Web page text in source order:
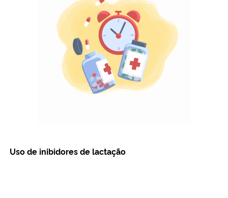
Ministério de Minas e Energia
Ministério da Ciência, Tecnologia, Inovações e Comunicações
Ministério do Desenvolvimento Regional
Uso de inibidores de lactação